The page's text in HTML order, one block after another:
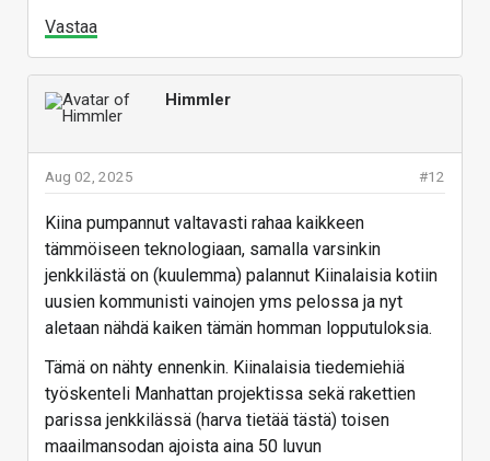
Vastaa
Himmler
#12
Aug 02, 2025
Kiina pumpannut valtavasti rahaa kaikkeen
tämmöiseen teknologiaan, samalla varsinkin
jenkkilästä on (kuulemma) palannut Kiinalaisia kotiin
uusien kommunisti vainojen yms pelossa ja nyt
aletaan nähdä kaiken tämän homman lopputuloksia.
Tämä on nähty ennenkin. Kiinalaisia tiedemiehiä
työskenteli Manhattan projektissa sekä rakettien
parissa jenkkilässä (harva tietää tästä) toisen
maailmansodan ajoista aina 50 luvun